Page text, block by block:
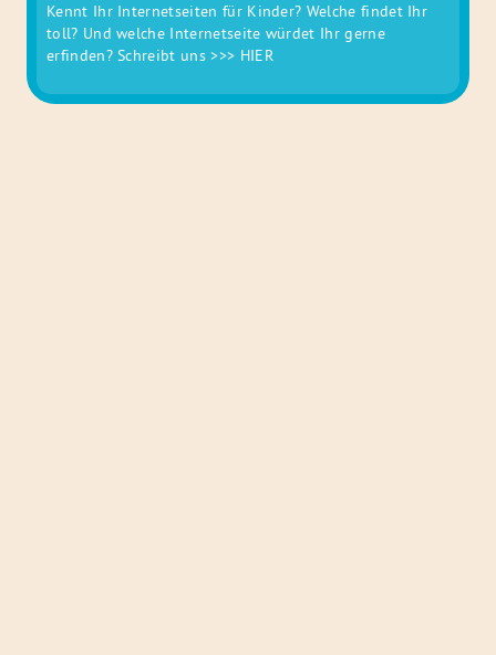
Kennt Ihr Internetseiten für Kinder? Welche findet Ihr
toll? Und welche Internetseite würdet Ihr gerne
erfinden? Schreibt uns>>> HIER